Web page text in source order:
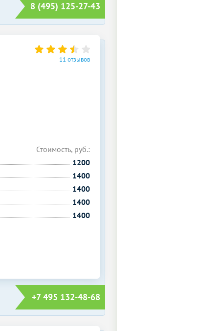
8 (495) 125-27-43
11 отзывов
Стоимость, руб.:
1200
1400
1400
1400
1400
+7 495 132-48-68